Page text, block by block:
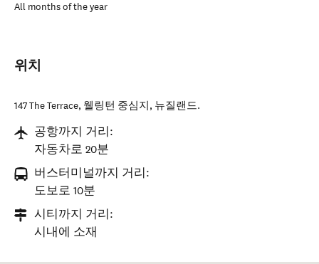
All months of the year
위치
147 The Terrace, 웰링턴 중심지 , 뉴질랜드.
공항까지 거리:
자동차로 20분
버스터미널까지 거리:
도보로 10분
시티까지 거리:
시내에 소재